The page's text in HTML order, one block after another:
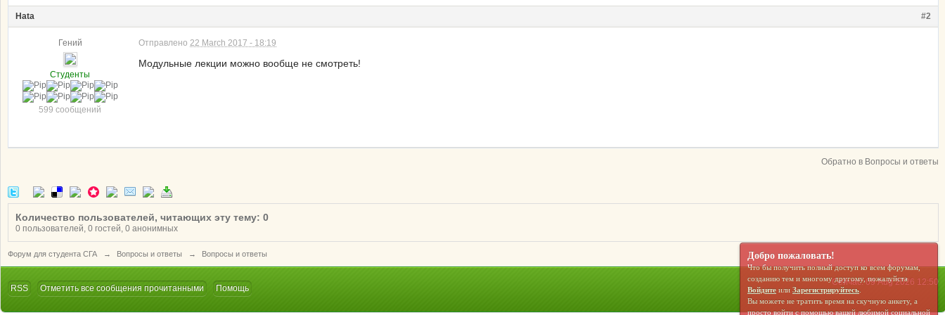
#2
Hata
Гений
Студенты
599 сообщений
Отправлено 22 March 2017 - 18:19
Модульные лекции можно вообще не смотреть!
Обратно в Вопросы и ответы
Количество пользователей, читающих эту тему: 0
0 пользователей, 0 гостей, 0 анонимных
Форум для студента СГА → Вопросы и ответы → Вопросы и ответы
RSS Отметить все сообщения прочитанными Помощь
Сейчас: 09 Aug 2026 12:50
Добро пожаловать!
Что бы получить полный доступ ко всем форумам,
созданию тем и многому другому, пожалуйста
Войдите или Зарегистрируйтесь.
Вы можете не тратить время на скучную анкету, а
просто войти с помощью вашей любимой социальной